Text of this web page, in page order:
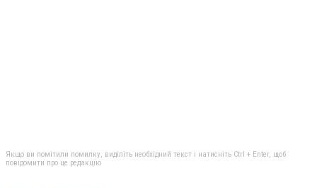
Якщо ви помітили помилку, виділіть необхідний текст і натисніть Ctrl + Enter, щоб
повідомити про це редакцію